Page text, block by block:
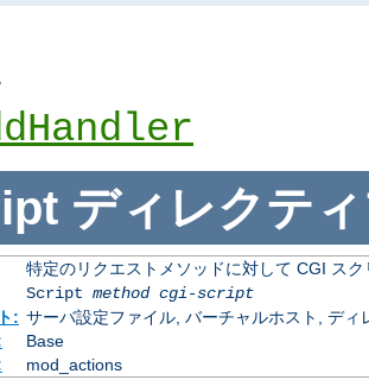
ディレクテ
特定のリクエストメソッドに対して CGI ス
Script method cgi-script
: サーバ設定ファイル, バーチャルホスト, ディ
Base
mod_actions